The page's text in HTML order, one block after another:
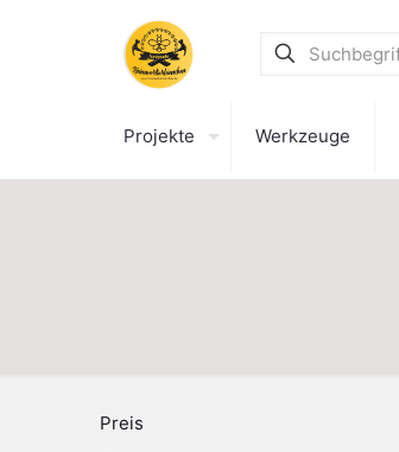
Projekte Werkzeuge
Preis